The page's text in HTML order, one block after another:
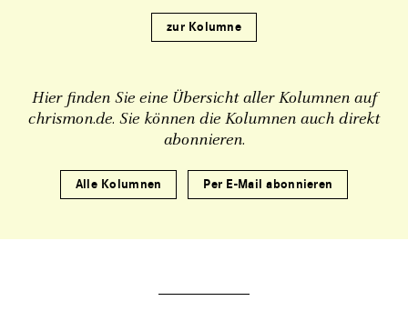
zur Kolumne
Hier finden Sie eine Übersicht aller Kolumnen auf
chrismon.de. Sie können die Kolumnen auch direkt
abonnieren.
Alle Kolumnen Per E-Mail abonnieren